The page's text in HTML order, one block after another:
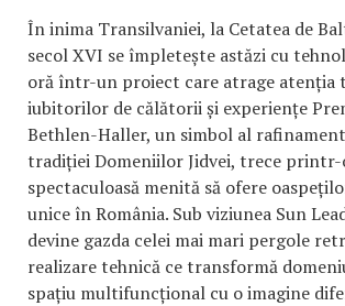
În inima Transilvaniei, la Cetatea de
secol XVI se împletește astăzi cu
oră într-un proiect care atrage
iubitorilor de călătorii și experiențe
Bethlen-Haller, un simbol al
tradiției Domeniilor Jidvei, trece
spectaculoasă menită să ofere
unice în România. Sub viziunea Sun
devine gazda celei mai mari pergole
realizare tehnică ce transformă
spațiu multifuncțional cu o imagine